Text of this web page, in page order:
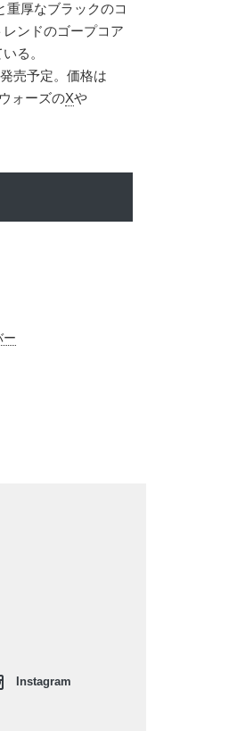
重厚なブラックのコ
ンドのゴープコア
る。
売予定。価格は
ォーズのXや
ー
Instagram